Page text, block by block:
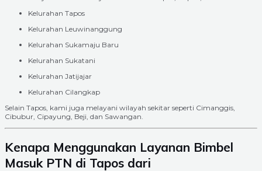
Kelurahan Tapos
Kelurahan Leuwinanggung
Kelurahan Sukamaju Baru
Kelurahan Sukatani
Kelurahan Jatijajar
Kelurahan Cilangkap
Selain Tapos, kami juga melayani wilayah sekitar seperti Cimanggis,
Cibubur, Cipayung, Beji, dan Sawangan.
Kenapa Menggunakan Layanan Bimbel
Masuk PTN di Tapos dari